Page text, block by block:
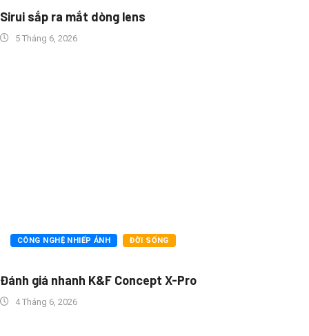
Sirui sắp ra mắt dòng lens
5 Tháng 6, 2026
CÔNG NGHỆ NHIẾP ẢNH ĐỜI SỐNG
Đánh giá nhanh K&F Concept X-Pro
4 Tháng 6, 2026